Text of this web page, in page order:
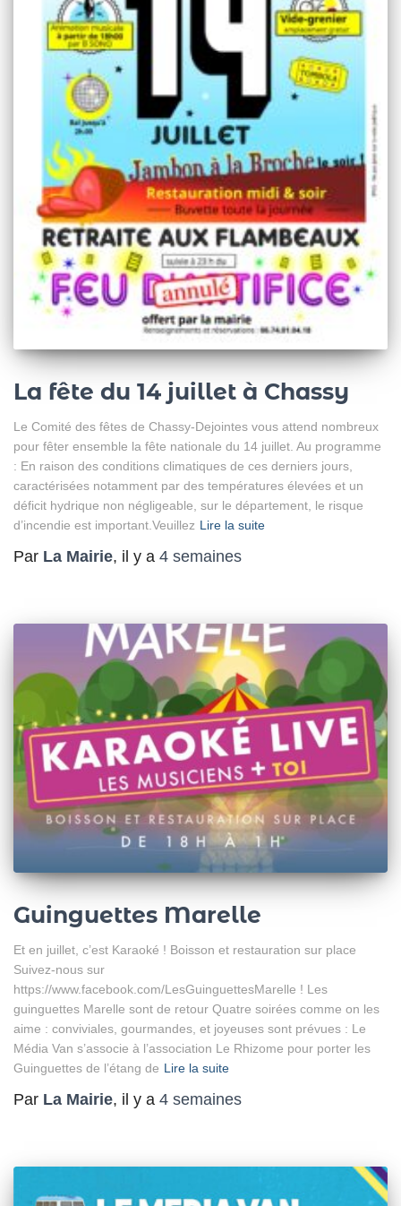
La fête du 14 juillet à Chassy
Le Comité des fêtes de Chassy-Dejointes vous attend nombreux
pour fêter ensemble la fête nationale du 14 juillet. Au programme
: En raison des conditions climatiques de ces derniers jours,
caractérisées notamment par des températures élevées et un
déficit hydrique non négligeable, sur le département, le risque
d’incendie est important.Veuillez Lire la suite
Par La Mairie, il y a 4 semaines
Guinguettes Marelle
Et en juillet, c’est Karaoké ! Boisson et restauration sur place
Suivez-nous sur
https://www.facebook.com/LesGuinguettesMarelle ! Les
guinguettes Marelle sont de retour Quatre soirées comme on les
aime : conviviales, gourmandes, et joyeuses sont prévues : Le
Média Van s’associe à l’association Le Rhizome pour porter les
Guinguettes de l’étang de Lire la suite
Par La Mairie, il y a 4 semaines